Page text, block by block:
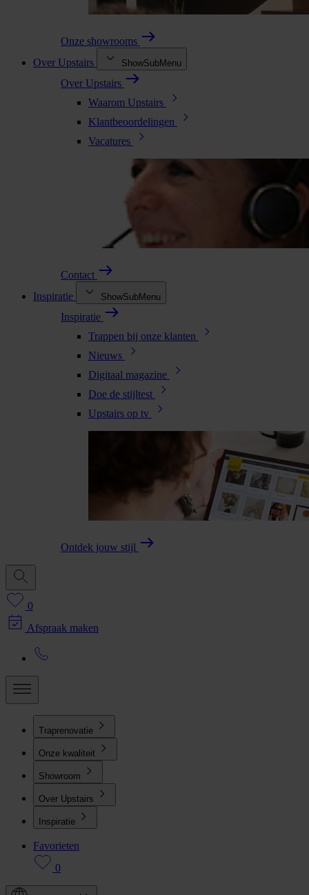
Onze showrooms
Over Upstairs
ShowSubMenu
Over Upstairs
Waarom Upstairs
Klantbeoordelingen
Vacatures
Contact
Inspiratie
ShowSubMenu
Inspiratie
Trappen bij onze klanten
Nieuws
Digitaal magazine
Doe de stijltest
Upstairs op tv
Ontdek jouw stijl
0
Afspraak maken
Traprenovatie
Onze kwaliteit
Showroom
Over Upstairs
Inspiratie
Favorieten
0